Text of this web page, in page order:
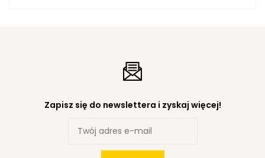
Zapisz się do newslettera i zyskaj więcej!